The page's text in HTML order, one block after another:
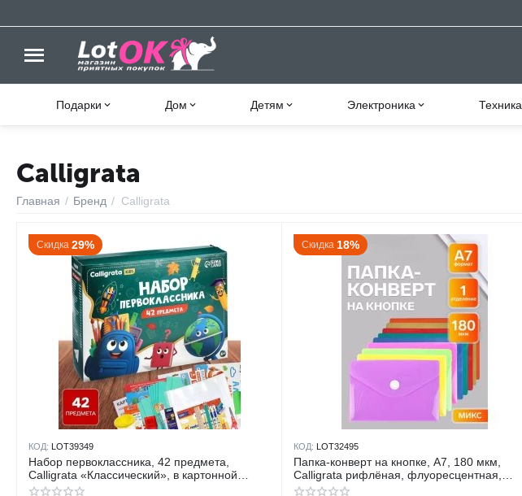
Подарки Дом Детям Электроника Техника
Calligrata
Главная / Бренд / Calligrata
Скидка 29%
КОД: LOT39349
Набор первоклассника, 42 предмета,
Calligrata «Классический», в картонной
коробке
Скидка 18%
КОД: LOT32495
Папка-конверт на кнопке, А7, 180 мкм,
Calligrata рифлёная, флуоресцентная,
МИКС